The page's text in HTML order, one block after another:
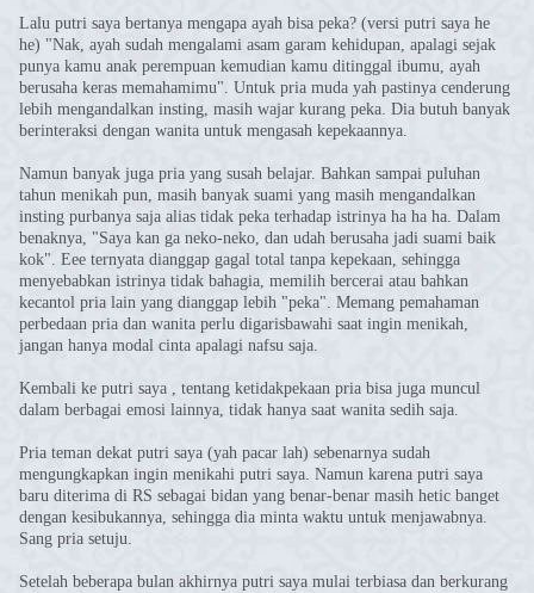
Lalu putri saya bertanya mengapa ayah bisa peka? (versi putri saya he
he) "Nak, ayah sudah mengalami asam garam kehidupan, apalagi sejak
punya kamu anak perempuan kemudian kamu ditinggal ibumu, ayah
berusaha keras memahamimu". Untuk pria muda yah pastinya cenderung
lebih mengandalkan insting, masih wajar kurang peka. Dia butuh banyak
berinteraksi dengan wanita untuk mengasah kepekaannya.
Namun banyak juga pria yang susah belajar. Bahkan sampai puluhan
tahun menikah pun, masih banyak suami yang masih mengandalkan
insting purbanya saja alias tidak peka terhadap istrinya ha ha ha. Dalam
benaknya, "Saya kan ga neko-neko, dan udah berusaha jadi suami baik
kok". Eee ternyata dianggap gagal total tanpa kepekaan, sehingga
menyebabkan istrinya tidak bahagia, memilih bercerai atau bahkan
kecantol pria lain yang dianggap lebih "peka". Memang pemahaman
perbedaan pria dan wanita perlu digarisbawahi saat ingin menikah,
jangan hanya modal cinta apalagi nafsu saja.
Kembali ke putri saya , tentang ketidakpekaan pria bisa juga muncul
dalam berbagai emosi lainnya, tidak hanya saat wanita sedih saja.
Pria teman dekat putri saya (yah pacar lah) sebenarnya sudah
mengungkapkan ingin menikahi putri saya. Namun karena putri saya
baru diterima di RS sebagai bidan yang benar-benar masih hetic banget
dengan kesibukannya, sehingga dia minta waktu untuk menjawabnya.
Sang pria setuju.
Setelah beberapa bulan akhirnya putri saya mulai terbiasa dan berkurang